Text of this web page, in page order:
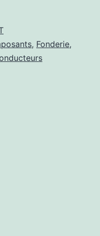
, Fonderie,